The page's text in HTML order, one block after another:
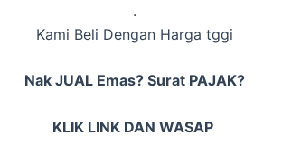
.
Kami Beli Dengan Harga tggi
Nak JUAL Emas? Surat PAJAK?
KLIK LINK DAN WASAP